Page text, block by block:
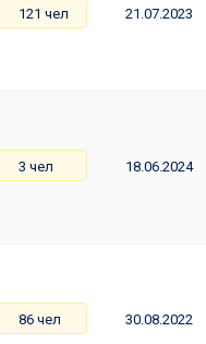
121 чел 21.07.2023
3 чел 18.06.2024
86 чел 30.08.2022